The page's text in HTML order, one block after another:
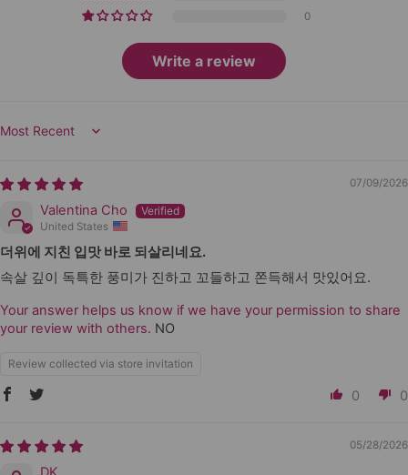
0
Write a review
Sort by
07/09/2026
Valentina Cho
United States
더위에 지친 입맛 바로 되살리네요.
속살 깊이 독특한 풍미가 진하고 꼬들하고 쫀득해서 맛있어요.
Your answer helps us know if we have your permission to share
your review with others. NO
Review collected via store invitation
0 0
05/28/2026